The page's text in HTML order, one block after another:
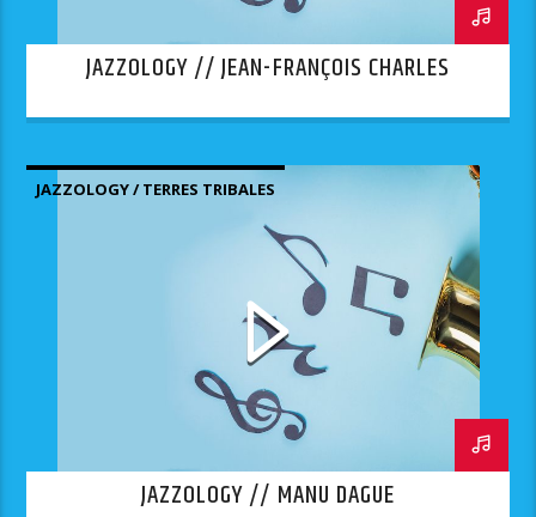
JAZZOLOGY // JEAN-FRANÇOIS CHARLES
JAZZOLOGY / TERRES TRIBALES
JAZZOLOGY // MANU DAGUE